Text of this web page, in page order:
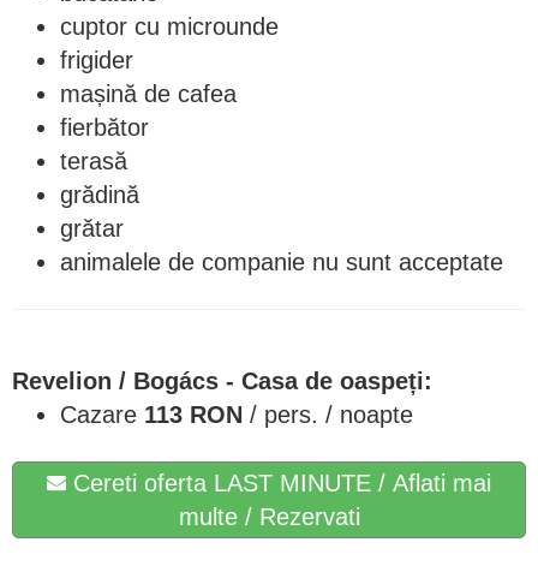
cuptor cu microunde
frigider
mașină de cafea
fierbător
terasă
grădină
grătar
animalele de companie nu sunt acceptate
Revelion / Bogács - Casa de oaspeți:
Cazare 113 RON / pers. / noapte
Cereti oferta LAST MINUTE / Aflati mai
multe / Rezervati